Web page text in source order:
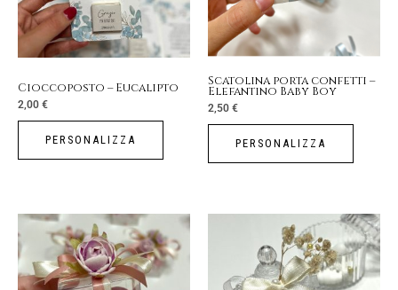
Cioccoposto – Eucalipto
2,00 €
PERSONALIZZA
Scatolina porta confetti –
Elefantino Baby Boy
2,50 €
PERSONALIZZA